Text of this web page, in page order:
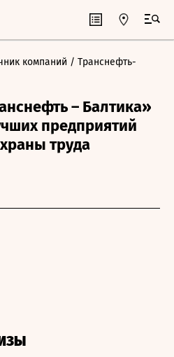
компаний / Транснефть-
– Балтика»
предприятий
труда